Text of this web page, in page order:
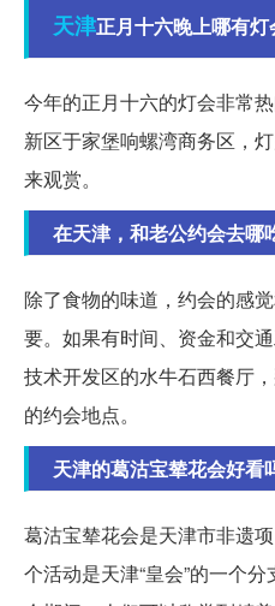
天津正月十六晚上哪有灯
今年的正月十六的灯会非常
新区于家堡响螺湾商务区，
来观赏。
在天津，和老公约会去哪
除了食物的味道，约会的感
要。如果有时间、资金和交
技术开发区的水牛石西餐厅
的约会地点。
天津的葛沽宝辇花会好看
葛沽宝辇花会是天津市非遗
个活动是天津“皇会”的一个